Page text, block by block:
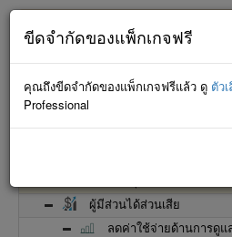
กำลังพยายามเชื่อมต่อ... จะไม่มีการ
จะเชื่อมต่อใหม่สำเร็จ
แบบมินิมัลลิสต์
ผู้มีส่วนได้ส่วนเสีย
ลดค่าใช้จ่ายด้านการดู
ขีดจำกัดของแพ็กเกจฟรี
คุณถึงขีดจำกัดของแพ็กเกจฟรีแล้ว ดู ตัว
Professional